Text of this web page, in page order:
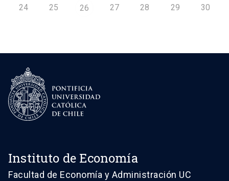
24 25 26 27 28 29 30
Instituto de Economía
Facultad de Economía y Administración UC